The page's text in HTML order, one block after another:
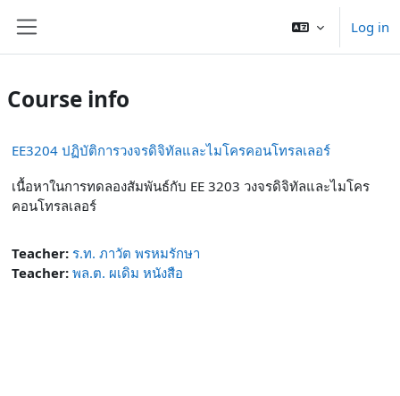
Log in
Course info
EE3204 ปฏิบัติการวงจรดิจิทัลและไมโครคอนโทรลเลอร์
เนื้อหาในการทดลองสัมพันธ์กับ EE 3203 วงจรดิจิทัลและไมโคร
คอนโทรลเลอร์
Teacher: ร.ท. ภาวัต พรหมรักษา
Teacher: พล.ต. ผเดิม หนังสือ